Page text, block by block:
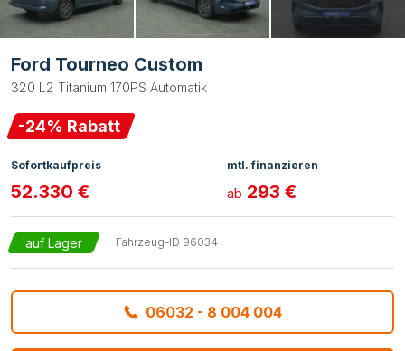
Ford Tourneo Custom
320 L2 Titanium 170PS Automatik
-24% Rabatt
Sofortkaufpreis
52.330 €
mtl. finanzieren
ab 293 €
auf Lager Fahrzeug-ID 96034
06032 - 8 004 004